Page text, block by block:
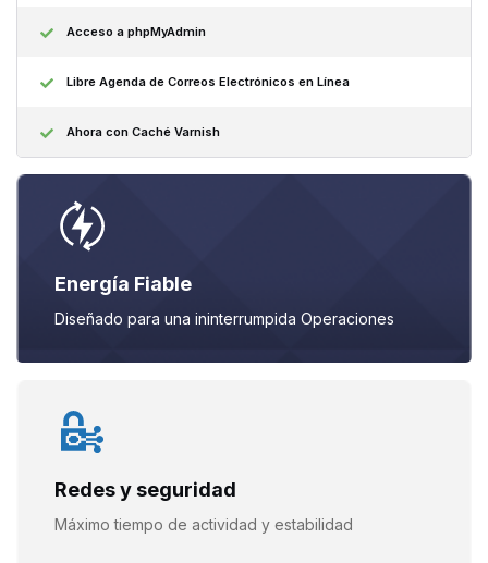
Acceso a phpMyAdmin
Libre Agenda de Correos Electrónicos en Línea
Ahora con Caché Varnish
Energía Fiable
Diseñado para una ininterrumpida Operaciones
Redes y seguridad
Máximo tiempo de actividad y estabilidad